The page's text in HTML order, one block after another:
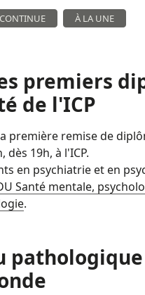
À LA UNE
premiers
de l'ICP
première remise de
dès 19h, à l'ICP.
en psychiatrie et en
Santé mentale,
.